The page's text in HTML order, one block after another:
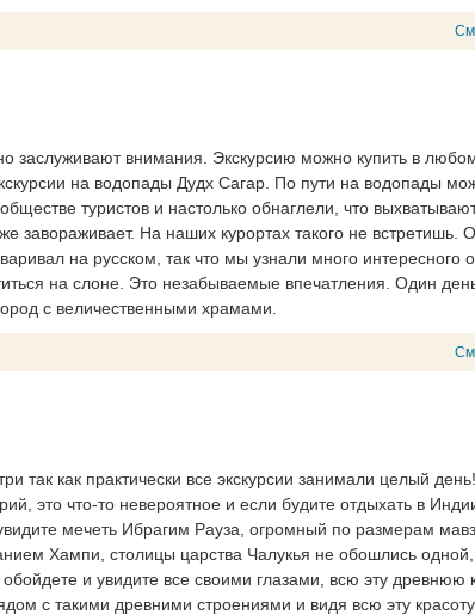
заслуживают внимания. Экскурсию можно купить в
на водопады Дудх Сагар. По пути на водопады
туристов и настолько обнаглели, что
завораживает. На наших курортах такого не встретишь.
на русском, так что мы узнали много интересного
на слоне. Это незабываемые впечатления. Один
с величественными храмами.
так как практически все экскурсии занимали целый
это что-то невероятное и если будите отдыхать в
мечеть Ибрагим Рауза, огромный по размерам
Хампи, столицы царства Чалукья не обошлись
и увидите все своими глазами, всю эту древнюю
с такими древними строениями и видя всю эту красоту